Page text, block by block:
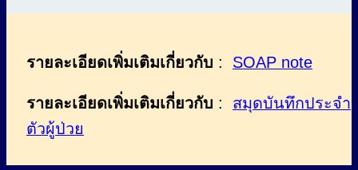
รายละเอียดเพิ่มเติมเกี่ยวกับ : SOAP note
รายละเอียดเพิ่มเติมเกี่ยวกับ : สมุดบันทึกประจำ
ตัวผู้ป่วย